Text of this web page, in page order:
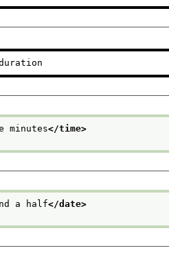
minutes</time>
a half</date>